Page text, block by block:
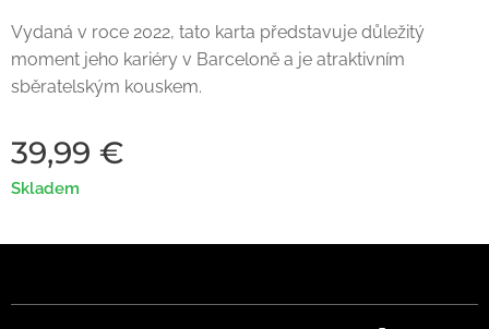
Vydaná v roce 2022, tato karta představuje důležitý
moment jeho kariéry v Barceloně a je atraktivním
sběratelským kouskem.
39,99 €
Skladem